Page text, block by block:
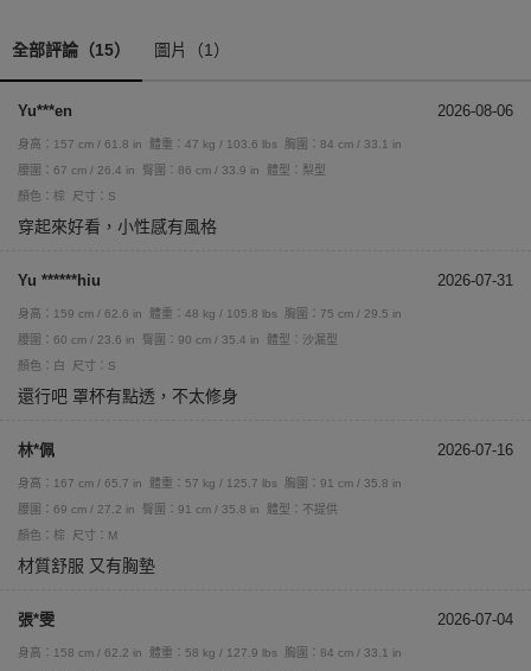
全部評論（15） 圖片（1）
Yu***en 2026-08-06
身高：157 cm / 61.8 in 體重：47 kg / 103.6 lbs
胸圍：84 cm / 33.1 in
腰圍：67 cm / 26.4 in
臀圍：86 cm / 33.9 in
體型：梨型
顏色：棕
尺寸：S
穿起來好看，小性感有風格
Yu ******hiu 2026-07-31
身高：159 cm / 62.6 in 體重：48 kg / 105.8 lbs
胸圍：75 cm / 29.5 in
腰圍：60 cm / 23.6 in
臀圍：90 cm / 35.4 in
體型：沙漏型
顏色：白
尺寸：S
還行吧 罩杯有點透，不太修身
林*佩 2026-07-16
身高：167 cm / 65.7 in 體重：57 kg / 125.7 lbs
胸圍：91 cm / 35.8 in
腰圍：69 cm / 27.2 in
臀圍：91 cm / 35.8 in
體型：不提供
顏色：棕
尺寸：M
材質舒服 又有胸墊
張*雯 2026-07-04
身高：158 cm / 62.2 in 體重：58 kg / 127.9 lbs
胸圍：84 cm / 33.1 in